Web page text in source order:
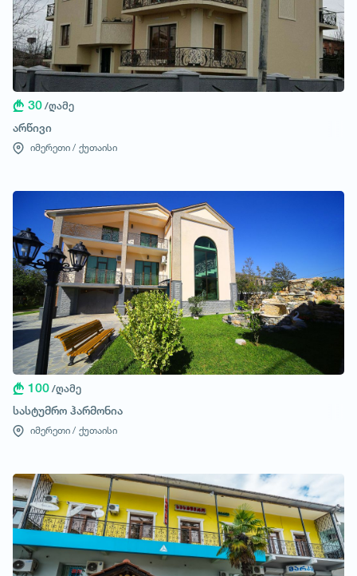
30 /ღამე
არწივი
იმერეთი / ქუთაისი
100 /ღამე
სასტუმრო ჰარმონია
იმერეთი / ქუთაისი